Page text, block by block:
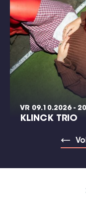
VR 09.10.2026 -
KLINCK TRIO